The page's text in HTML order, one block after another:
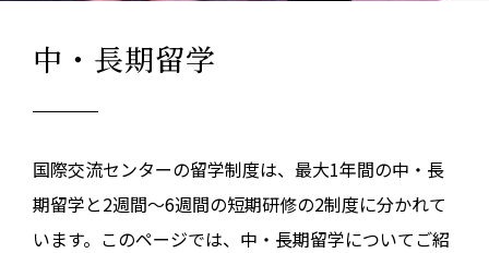
中・長期留学
国際交流センターの留学制度は、最大1年間の中・長
期留学と2週間～6週間の短期研修の2制度に分かれて
います。このページでは、中・長期留学についてご紹